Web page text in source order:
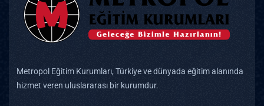
Metropol Eğitim Kurumları, Türkiye ve dünyada eğitim alanında
hizmet veren uluslararası bir kurumdur.